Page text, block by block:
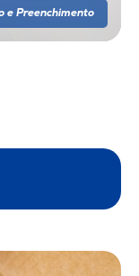
e Preenchimento
e Preenchimento
e Preenchimento